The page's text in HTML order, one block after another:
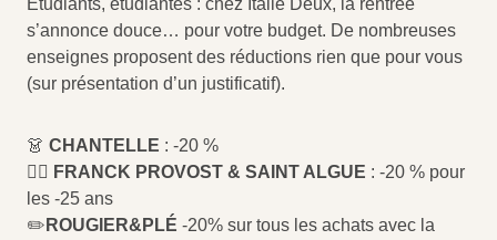
Étudiants, étudiantes : chez Italie Deux, la rentrée
s’annonce douce… pour votre budget. De nombreuses
enseignes proposent des réductions rien que pour vous
(sur présentation d’un justificatif).
👗 CHANTELLE : -20 %
💇‍♀️ FRANCK PROVOST & SAINT ALGUE : -20 % pour
les -25 ans
✏️ ROUGIER&PLÉ -20% sur tous les achats avec la